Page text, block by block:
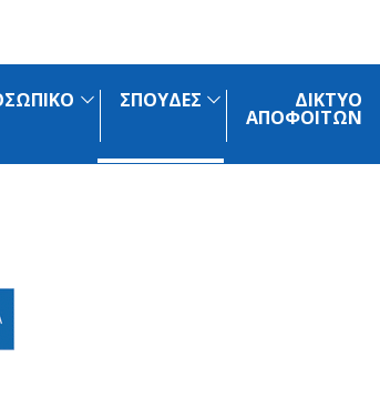
ΣΠΟΥΔΕΣ ΔΙΚΤΥΟ
ΑΠΟΦΟΙΤΩΝ